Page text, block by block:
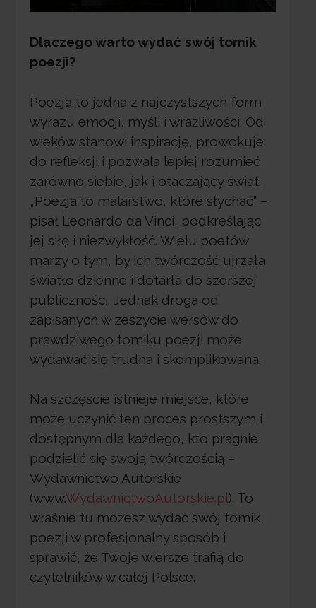
Dlaczego warto wydać swój tomik
poezji?
Poezja to jedna z najczystszych form
wyrazu emocji, myśli i wrażliwości. Od
wieków stanowi inspirację, prowokuje
do refleksji i pozwala lepiej rozumieć
zarówno siebie, jak i otaczający świat.
„Poezja to malarstwo, które słychać” –
pisał Leonardo da Vinci, podkreślając
jej siłę i niezwykłość. Wielu poetów
marzy o tym, by ich twórczość ujrzała
światło dzienne i dotarła do szerszej
publiczności. Jednak droga od
zapisanych w zeszycie wersów do
prawdziwego tomiku poezji może
wydawać się trudna i skomplikowana.
Na szczęście istnieje miejsce, które
może uczynić ten proces prostszym i
dostępnym dla każdego, kto pragnie
podzielić się swoją twórczością –
Wydawnictwo Autorskie
(www.WydawnictwoAutorskie.pl). To
właśnie tu możesz wydać swój tomik
poezji w profesjonalny sposób i
sprawić, że Twoje wiersze trafią do
czytelników w całej Polsce.